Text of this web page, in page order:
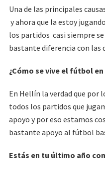
Una de las principales
y ahora que la estoy
los partidos casi siempre
bastante diferencia con las
¿Cómo se vive el fútbol
En Hellín la verdad que por
todos los partidos que
apoyo y por eso estamos
bastante apoyo al fútbol
Estás en tu último año